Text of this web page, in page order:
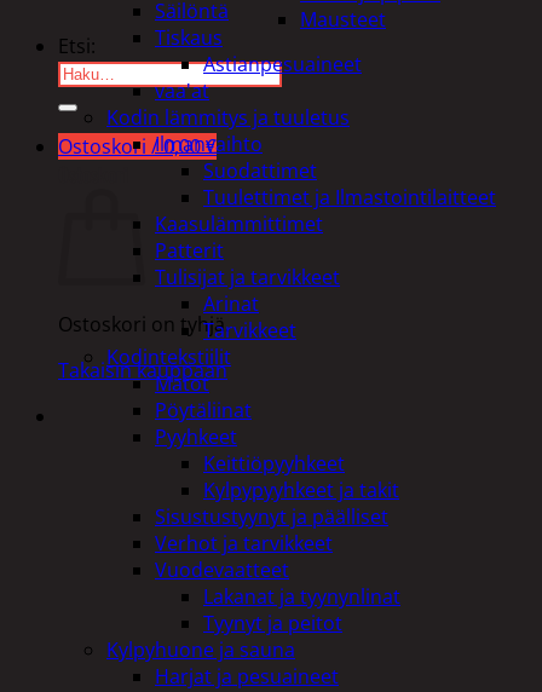
Mausteet
Etsi:
Ostoskori /0,00€
Ostoskori on tyhjä.
Takaisin kauppaan
Säilöntä
Tiskaus
Astianpesuaineet
vaa'at
Kodin lämmitys ja tuuletus
Ilmanvaihto
Suodattimet
Tuulettimet ja Ilmastointilaitteet
Kaasulämmittimet
Patterit
Tulisijat ja tarvikkeet
Arinat
Tarvikkeet
Kodintekstiilit
Matot
Pöytäliinat
Pyyhkeet
Keittiöpyyhkeet
Kylpypyyhkeet ja takit
Sisustustyynyt ja päälliset
Verhot ja tarvikkeet
Vuodevaatteet
Lakanat ja tyynynlinat
Tyynyt ja peitot
Kylpyhuone ja sauna
Harjat ja pesuaineet